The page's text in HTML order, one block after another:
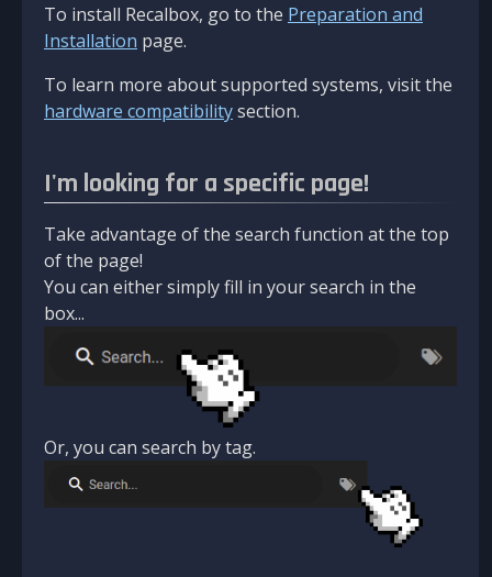
To install Recalbox, go to the Preparation and
Installation page.
To learn more about supported systems, visit the
hardware compatibilitysection.
I'm looking for a specific page!
Take advantage of the search function at the top
of the page!
You can either simply fill in your search in the
box...
Or, you can search by tag.